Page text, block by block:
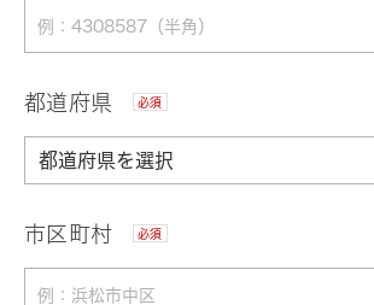
都道府県 必須
市区町村 必須